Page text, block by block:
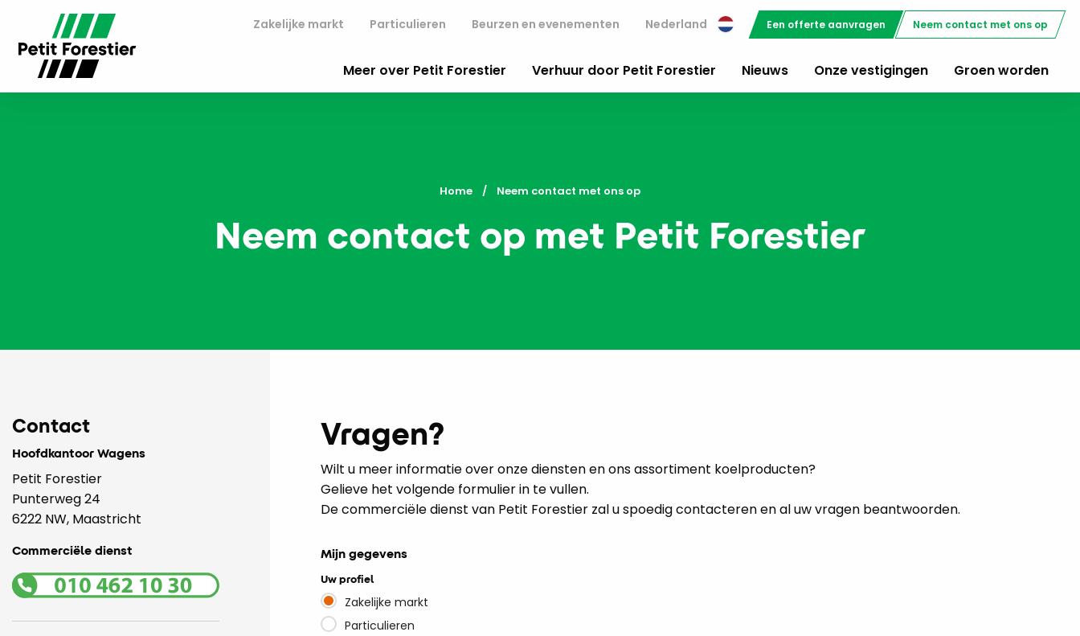
Zakelijke markt Particulieren Beurzen en evenementen Nederland Een offerte aanvragen Neem contact met ons op
Meer over Petit Forestier Verhuur door Petit Forestier Nieuws Onze vestigingen Groen worden
Home Current:
Neem contact met ons op
Neem contact op met Petit Forestier
Contact
Hoofdkantoor Wagens
Petit Forestier
Punterweg 24
6222 NW, Maastricht
Commerciële dienst
Vragen?
Wilt u meer informatie over onze diensten en ons assortiment koelproducten?
Gelieve het volgende formulier in te vullen.
De commerciële dienst van Petit Forestier zal u spoedig contacteren en al uw vragen beantwoorden.
Mijn gegevens
Uw profiel
Zakelijke markt
Particulieren